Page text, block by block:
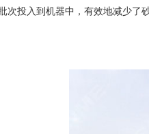
次投入到机器中，有效地减少了